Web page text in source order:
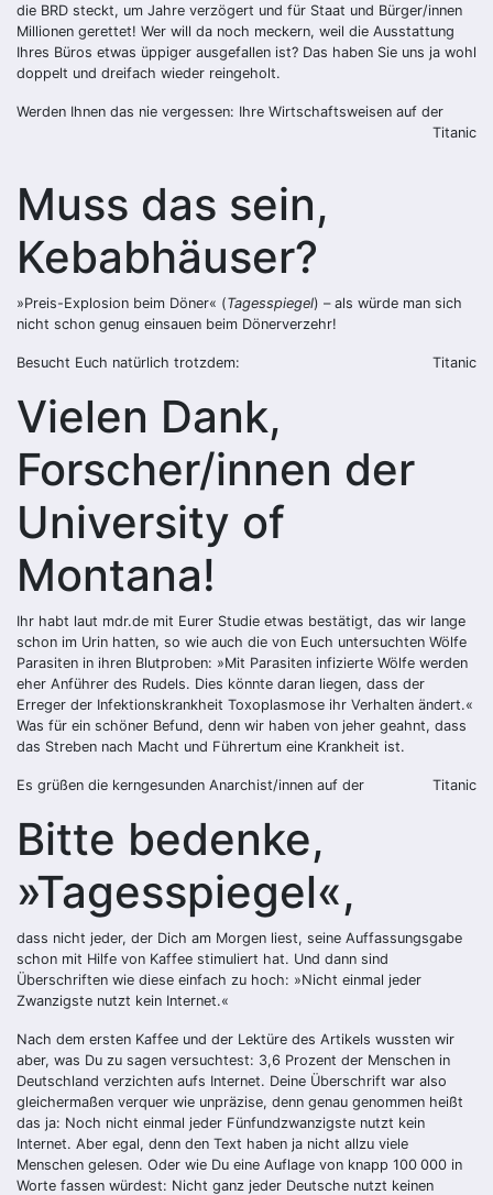
die BRD steckt, um Jahre verzögert und für Staat und Bürger/innen
Millionen gerettet! Wer will da noch meckern, weil die Ausstattung
Ihres Büros etwas üppiger ausgefallen ist? Das haben Sie uns ja wohl
doppelt und dreifach wieder reingeholt.
Werden Ihnen das nie vergessen: Ihre Wirtschaftsweisen auf der
Titanic
Muss das sein,
Kebabhäuser?
»Preis-Explosion beim Döner« (Tagesspiegel) – als würde man sich
nicht schon genug einsauen beim Dönerverzehr!
Besucht Euch natürlich trotzdem: Titanic
Vielen Dank,
Forscher/innen der
University of
Montana!
Ihr habt laut mdr.de mit Eurer Studie etwas bestätigt, das wir lange
schon im Urin hatten, so wie auch die von Euch untersuchten Wölfe
Parasiten in ihren Blutproben: »Mit Parasiten infizierte Wölfe werden
eher Anführer des Rudels. Dies könnte daran liegen, dass der
Erreger der Infektionskrankheit Toxoplasmose ihr Verhalten ändert.«
Was für ein schöner Befund, denn wir haben von jeher geahnt, dass
das Streben nach Macht und Führertum eine Krankheit ist.
Es grüßen die kerngesunden Anarchist/innen auf der Titanic
Bitte bedenke,
»Tagesspiegel«,
dass nicht jeder, der Dich am Morgen liest, seine Auffassungsgabe
schon mit Hilfe von Kaffee stimuliert hat. Und dann sind
Überschriften wie diese einfach zu hoch: »Nicht einmal jeder
Zwanzigste nutzt kein Internet.«
Nach dem ersten Kaffee und der Lektüre des Artikels wussten wir
aber, was Du zu sagen versuchtest: 3,6 Prozent der Menschen in
Deutschland verzichten aufs Internet. Deine Überschrift war also
gleichermaßen verquer wie unpräzise, denn genau genommen heißt
das ja: Noch nicht einmal jeder Fünfundzwanzigste nutzt kein
Internet. Aber egal, denn den Text haben ja nicht allzu viele
Menschen gelesen. Oder wie Du eine Auflage von knapp 100 000 in
Worte fassen würdest: Nicht ganz jeder Deutsche nutzt keinen